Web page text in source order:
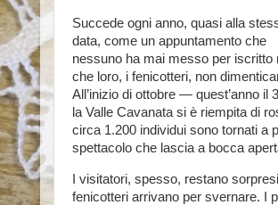
Succede ogni anno, quasi alla
data, come un appuntamento che
nessuno ha mai messo per iscritto
che loro, i fenicotteri, non
All’inizio di ottobre — quest’anno il
la Valle Cavanata si è riempita di
circa 1.200 individui sono tornati a
spettacolo che lascia a bocca
I visitatori, spesso, restano
fenicotteri arrivano per svernare. I